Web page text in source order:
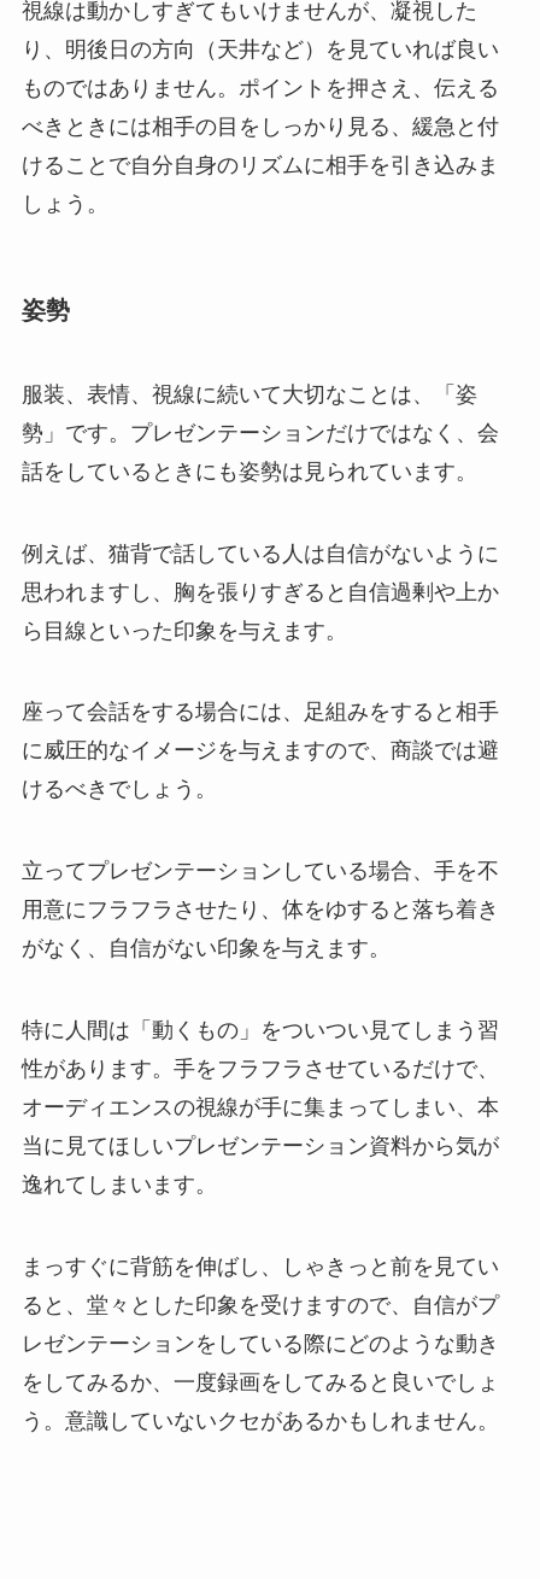
視線は動かしすぎてもいけませんが、凝視した
り、明後日の方向（天井など）を見ていれば良い
ものではありません。ポイントを押さえ、伝える
べきときには相手の目をしっかり見る、緩急と付
けることで自分自身のリズムに相手を引き込みま
しょう。
姿勢
服装、表情、視線に続いて大切なことは、「姿
勢」です。プレゼンテーションだけではなく、会
話をしているときにも姿勢は見られています。
例えば、猫背で話している人は自信がないように
思われますし、胸を張りすぎると自信過剰や上か
ら目線といった印象を与えます。
座って会話をする場合には、足組みをすると相手
に威圧的なイメージを与えますので、商談では避
けるべきでしょう。
立ってプレゼンテーションしている場合、手を不
用意にフラフラさせたり、体をゆすると落ち着き
がなく、自信がない印象を与えます。
特に人間は「動くもの」をついつい見てしまう習
性があります。手をフラフラさせているだけで、
オーディエンスの視線が手に集まってしまい、本
当に見てほしいプレゼンテーション資料から気が
逸れてしまいます。
まっすぐに背筋を伸ばし、しゃきっと前を見てい
ると、堂々とした印象を受けますので、自信がプ
レゼンテーションをしている際にどのような動き
をしてみるか、一度録画をしてみると良いでしょ
う。意識していないクセがあるかもしれません。